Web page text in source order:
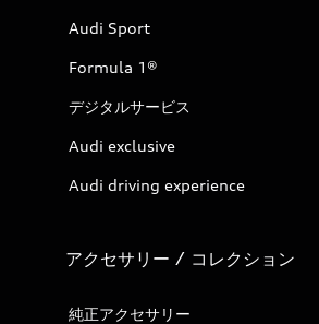
Audi Sport
Formula 1®
デジタルサービス
Audi exclusive
Audi driving experience
アクセサリー / コレクション
純正アクセサリー